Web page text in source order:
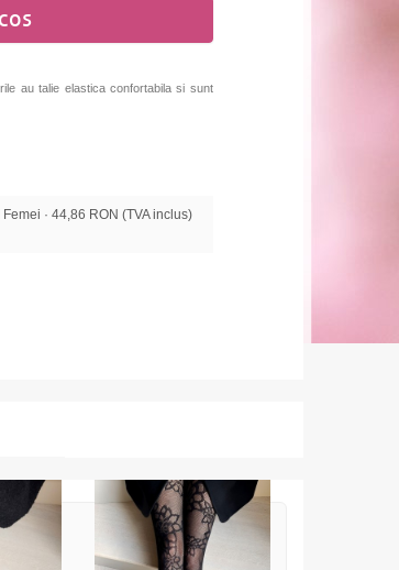
au talie elastica confortabila si sunt
· 44,86 RON (TVA inclus)